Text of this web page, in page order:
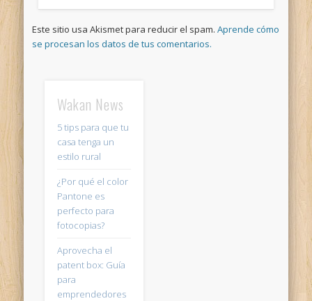
Este sitio usa Akismet para reducir el spam.Aprende cómo
se procesan los datos de tus comentarios.
Wakan News
5 tips para que tu
casa tenga un
estilo rural
¿Por qué el color
Pantone es
perfecto para
fotocopias?
Aprovecha el
patent box: Guía
para
emprendedores